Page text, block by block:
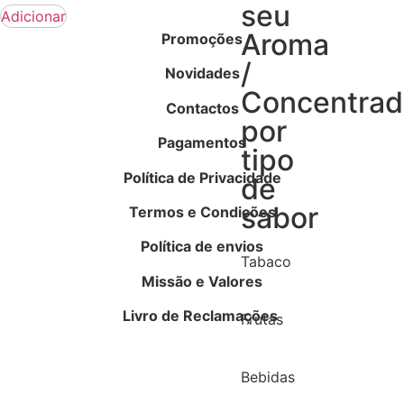
seu
Aroma
/
por
tipo
de
sabor
Tabaco
Frutas
Bebidas
Adicionar
Promoções
Novidades
Contactos
Pagamentos
Política de Privacidade
Termos e Condições
Política de envios
Missão e Valores
Livro de Reclamações